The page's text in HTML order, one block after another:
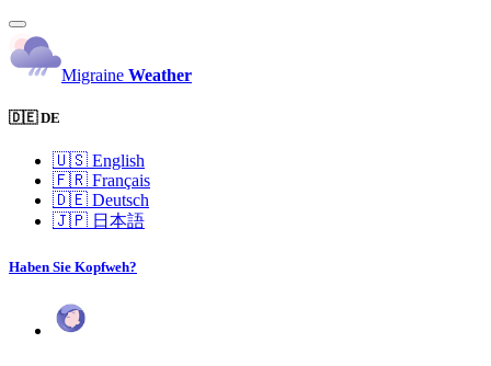
Migraine Weather
🇩🇪 DE
🇺🇸 English
🇫🇷 Français
🇩🇪 Deutsch
🇯🇵 日本語
Haben Sie Kopfweh?